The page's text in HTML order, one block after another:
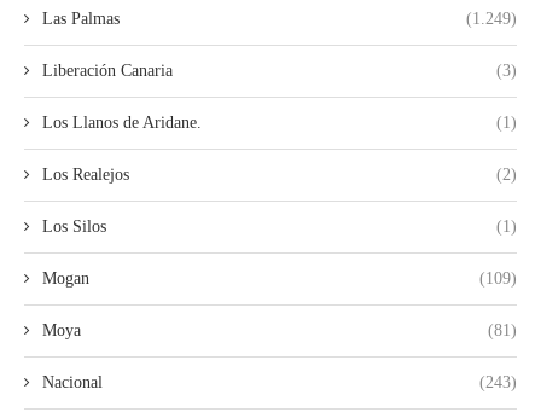
Las Palmas (1.249)
Liberación Canaria (3)
Los Llanos de Aridane. (1)
Los Realejos (2)
Los Silos (1)
Mogan (109)
Moya (81)
Nacional (243)